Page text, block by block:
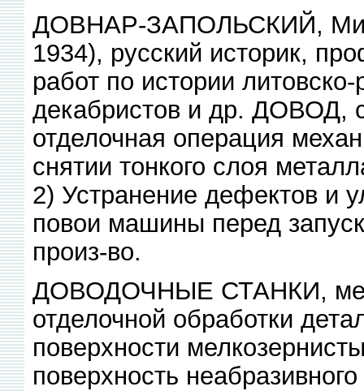
ДОВНАР-ЗАПОЛЬСКИЙ,
1934), русский историк,
работ по истории
декабристов и др. ДОВОД,
отделочная операция
снятии тонкого слоя
2) Устранение дефектов и
повои машины перед
произ-во.
ДОВОДОЧНЫЕ СТАНКИ,
отделочной обработки
поверхности
поверхность